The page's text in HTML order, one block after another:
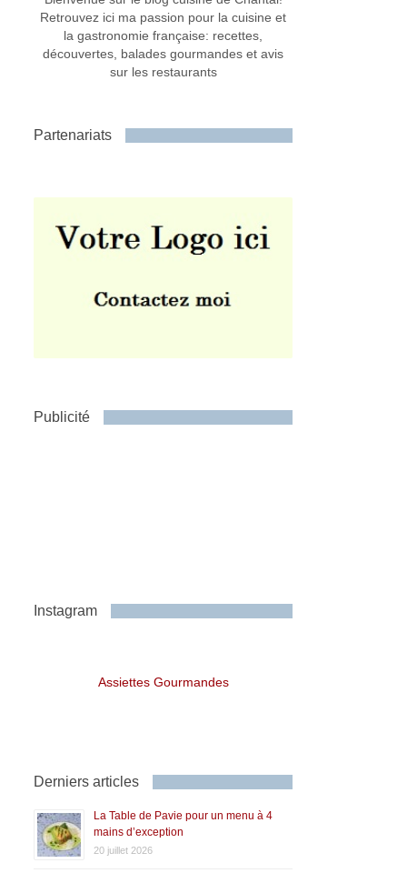
Retrouvez ici ma passion pour la cuisine et
la gastronomie française: recettes,
découvertes, balades gourmandes et avis
sur les restaurants
Partenariats
Publicité
Instagram
Assiettes Gourmandes
Derniers articles
La Table de Pavie pour un menu à 4
mains d’exception
20 juillet 2026